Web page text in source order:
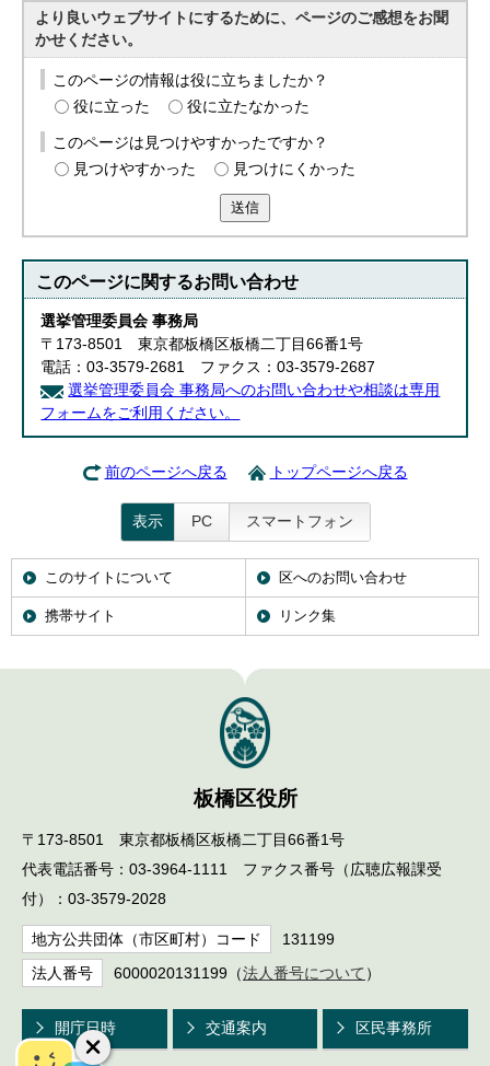
より良いウェブサイトにするために、ページのご感想をお聞
かせください。
このページの情報は役に立ちましたか？
役に立った
役に立たなかった
このページは見つけやすかったですか？
見つけやすかった
見つけにくかった
送信
このページに関するお問い合わせ
選挙管理委員会 事務局
〒173-8501 東京都板橋区板橋二丁目66番1号
電話：03-3579-2681 ファクス：03-3579-2687
選挙管理委員会 事務局へのお問い合わせや相談は専用
フォームをご利用ください。
前のページへ戻る トップページへ戻る
表示 PC スマートフォン
このサイトについて 区へのお問い合わせ
携帯サイト リンク集
板橋区役所
〒173-8501 東京都板橋区板橋二丁目66番1号
代表電話番号：03-3964-1111 ファクス番号（広聴広報課受
付）：03-3579-2028
地方公共団体（市区町村）コード 131199
法人番号 6000020131199（法人番号について ）
開庁日時 交通案内 区民事務所